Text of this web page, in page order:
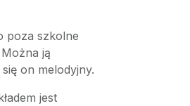
poza szkolne
ją
on melodyjny.
jest